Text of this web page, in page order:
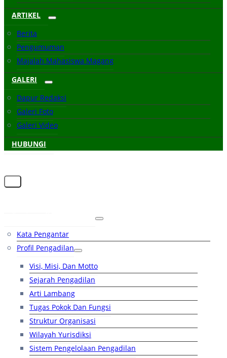
ARTIKEL
Berita
Pengumuman
Majalah Mahasiswa Magang
GALERI
Dapur Redaksi
Galeri Foto
Galeri Video
HUBUNGI
Kata Pengantar
Profil Pengadilan
Visi, Misi, Dan Motto
Sejarah Pengadilan
Arti Lambang
Tugas Pokok Dan Fungsi
Struktur Organisasi
Wilayah Yurisdiksi
Sistem Pengelolaan Pengadilan